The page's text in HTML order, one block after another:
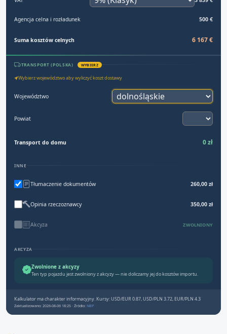
Agencja celna i rozładunek 500 €
Suma kosztów celnych 6 167 €
TRANSPORT (POLSKA) WYBIERZ
Wybierz województwo aby wyliczyć koszt dostawy
Województwo
Powiat
Transport do domu 0 zł
INNE
Tłumaczenie dokumentów 260,00 zł
Opinia rzeczoznawcy 350,00 zł
Akcyza ZWOLNIONY
AKCYZA
Zwolnione z akcyzy
Ten typ pojazdu jest zwolniony z akcyzy — nie doliczamy jej do kosztów importu.
Kalkulator ma charakter informacyjny. Kursy: USD/EUR 0.87, USD/PLN 3.72, EUR/PLN 4.3
Zaktualizowano: 2026-08-06 18:25 · Źródło: NBP